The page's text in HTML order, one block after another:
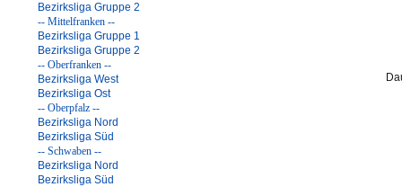
Bezirksliga Gruppe 2
-- Mittelfranken --
Bezirksliga Gruppe 1
Bezirksliga Gruppe 2
-- Oberfranken --
Bezirksliga West
Bezirksliga Ost
-- Oberpfalz --
Bezirksliga Nord
Bezirksliga Süd
-- Schwaben --
Bezirksliga Nord
Bezirksliga Süd